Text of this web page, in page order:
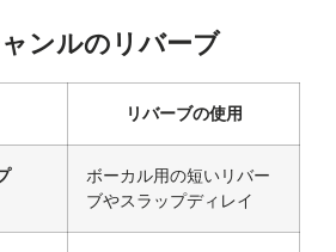
ンルのリバーブ
リバーブの使用
ボーカル用の短いリバー
ブやスラップディレイ